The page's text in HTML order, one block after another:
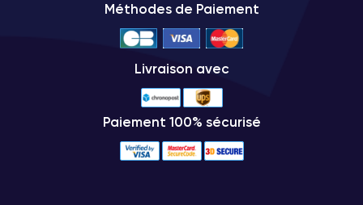
Méthodes de Paiement
Livraison avec
Paiement 100% sécurisé